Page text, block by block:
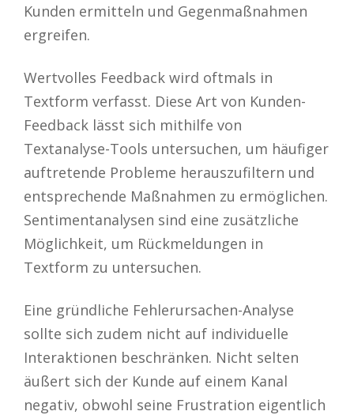
Kunden ermitteln und Gegenmaßnahmen
ergreifen.
Wertvolles Feedback wird oftmals in
Textform verfasst. Diese Art von Kunden-
Feedback lässt sich mithilfe von
Textanalyse-Tools untersuchen, um häufiger
auftretende Probleme herauszufiltern und
entsprechende Maßnahmen zu ermöglichen.
Sentimentanalysen sind eine zusätzliche
Möglichkeit, um Rückmeldungen in
Textform zu untersuchen.
Eine gründliche Fehlerursachen-Analyse
sollte sich zudem nicht auf individuelle
Interaktionen beschränken. Nicht selten
äußert sich der Kunde auf einem Kanal
negativ, obwohl seine Frustration eigentlich